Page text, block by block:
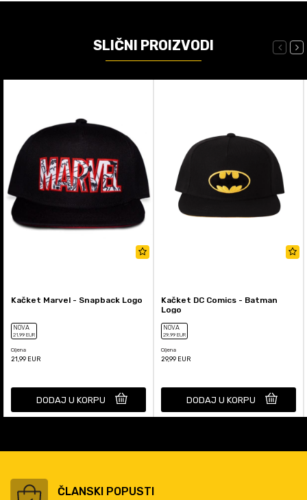
SLIČNI PROIZVODI
Kačket Marvel - Snapback Logo
NOVA
21,99 EUR
Cijena
21,99 EUR
DODAJ U KORPU
Kačket DC Comics - Batman
Logo
NOVA
29,99 EUR
Cijena
29,99 EUR
DODAJ U KORPU
ČLANSKI POPUSTI